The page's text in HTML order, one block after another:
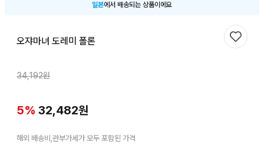
일본에서 배송되는 상품이에요
오쟈마녀 도레미 폴론
34,192원
5% 32,482원
해외 배송비,관부가세가 모두 포함된 가격
찜하기